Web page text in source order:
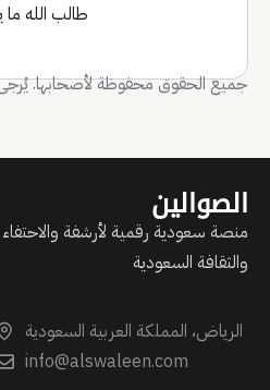
طالب الله
جميع الحقوق محفوظة لأصحابها. يُرجى
الصوالين
منصة سعودية رقمية لأرشفة
والثقافة السعودية
الرياض، المملكة العربية السعودية
info@alswaleen.com